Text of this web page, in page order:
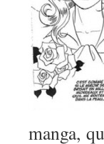
manga,